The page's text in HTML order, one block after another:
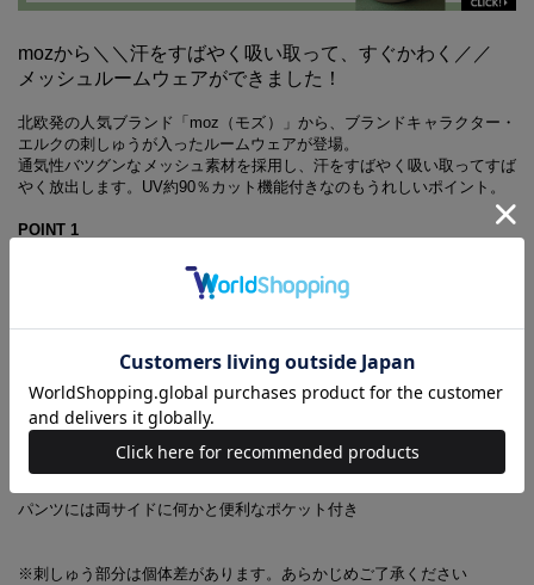
mozから＼＼汗をすばやく吸い取って、すぐかわく／／
メッシュルームウェアができました！
北欧発の人気ブランド「moz（モズ）」から、ブランドキャラクター・
エルクの刺しゅうが入ったルームウェアが登場。
通気性バツグンなメッシュ素材を採用し、汗をすばやく吸い取ってすば
やく放出します。UV約90％カット機能付きなのもうれしいポイント。
POINT 1
POINT 4
ゴムタイプのウエストは、紐でサイズ調節が可能
パンツには両サイドに何かと便利なポケット付き
※刺しゅう部分は個体差があります。あらかじめご了承ください